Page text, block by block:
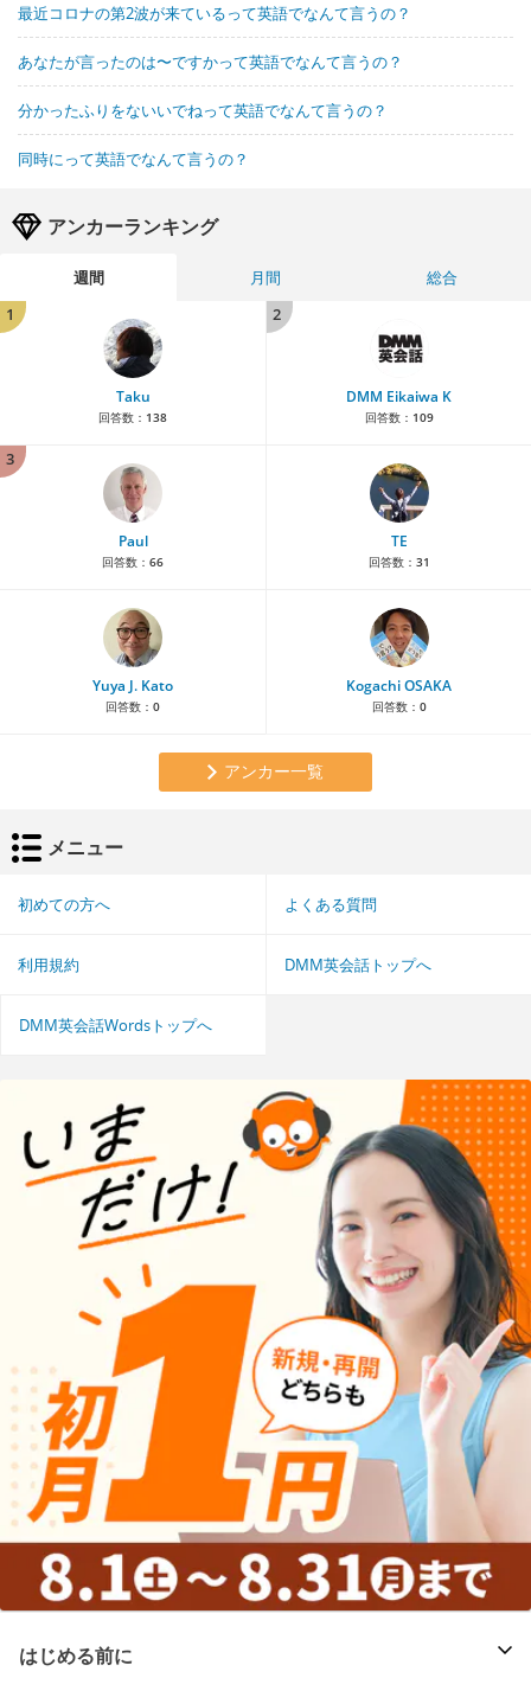
最近コロナの第2波が来ているって英語でなんて言うの？
あなたが言ったのは〜ですかって英語でなんて言うの？
分かったふりをないいでねって英語でなんて言うの？
同時にって英語でなんて言うの？
アンカーランキング
週間 月間
総合
1
Taku
回答数： 138
2
DMM Eikaiwa K
回答数： 109
3
Paul
回答数： 66
TE
回答数： 31
Yuya J. Kato
回答数： 0
Kogachi OSAKA
回答数： 0
アンカー一覧
メニュー
初めての方へ よくある質問
利用規約 DMM英会話トップへ
DMM英会話Wordsトップへ
はじめる前に